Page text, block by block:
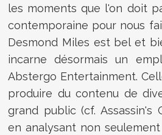
les moments que l'on doit
contemporaine pour nous
Desmond Miles est bel et
incarne désormais un
Abstergo Entertainment.
produire du contenu de
grand public (cf. Assassin's
en analysant non